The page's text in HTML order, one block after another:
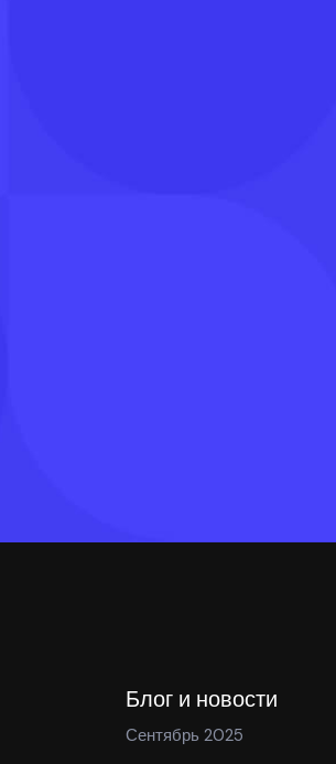
Блог и новости
Сентябрь 2025